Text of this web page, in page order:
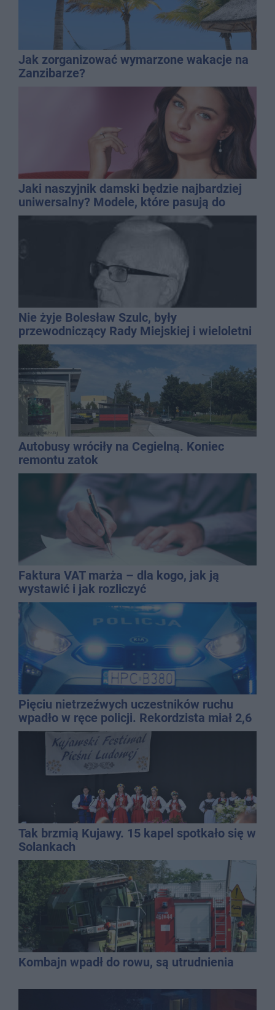
Jak zorganizować wymarzone wakacje na
Zanzibarze?
Jaki naszyjnik damski będzie najbardziej
uniwersalny? Modele, które pasują do
wielu stylizacji
Nie żyje Bolesław Szulc, były
przewodniczący Rady Miejskiej i wieloletni
dyrektor SP 14
Autobusy wróciły na Cegielną. Koniec
remontu zatok
Faktura VAT marża – dla kogo, jak ją
wystawić i jak rozliczyć
Pięciu nietrzeźwych uczestników ruchu
wpadło w ręce policji. Rekordzista miał 2,6
promila
Tak brzmią Kujawy. 15 kapel spotkało się w
Solankach
Kombajn wpadł do rowu, są utrudnienia